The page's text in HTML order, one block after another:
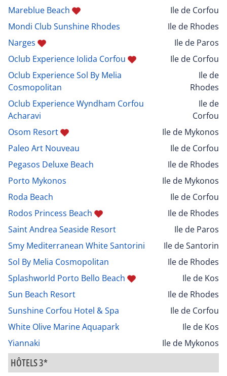
Mareblue Beach
Ile de Corfou
Mondi Club Sunshine Rhodes
Ile de Rhodes
Narges
Ile de Paros
Oclub Experience Iolida Corfou
Ile de Corfou
Oclub Experience Sol By Melia
Cosmopolitan
Ile de
Rhodes
Oclub Experience Wyndham Corfou
Acharavi
Ile de
Corfou
Osom Resort
Ile de Mykonos
Paleo Art Nouveau
Ile de Corfou
Pegasos Deluxe Beach
Ile de Rhodes
Porto Mykonos
Ile de Mykonos
Roda Beach
Ile de Corfou
Rodos Princess Beach
Ile de Rhodes
Saint Andrea Seaside Resort
Ile de Paros
Smy Mediterranean White Santorini
Ile de Santorin
Sol By Melia Cosmopolitan
Ile de Rhodes
Splashworld Porto Bello Beach
Ile de Kos
Sun Beach Resort
Ile de Rhodes
Sunshine Corfou Hotel & Spa
Ile de Corfou
White Olive Marine Aquapark
Ile de Kos
Yiannaki
Ile de Mykonos
HÔTELS 3*